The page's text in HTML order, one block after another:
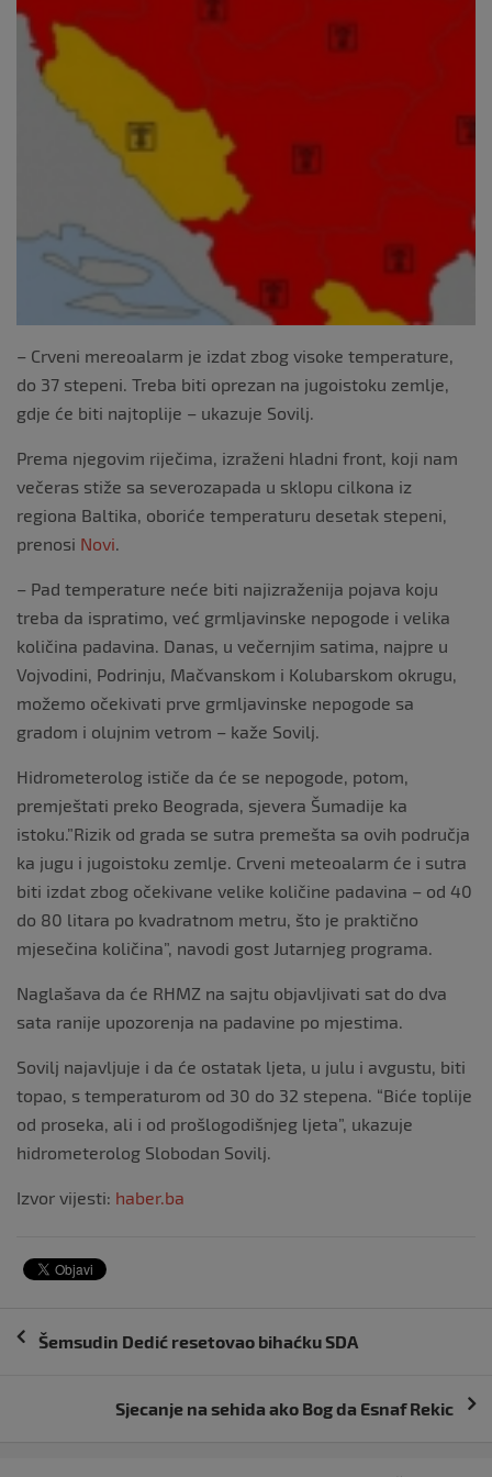
– Crveni mereoalarm je izdat zbog visoke temperature,
do 37 stepeni. Treba biti oprezan na jugoistoku zemlje,
gdje će biti najtoplije – ukazuje Sovilj.
Prema njegovim riječima, izraženi hladni front, koji nam
večeras stiže sa severozapada u sklopu cilkona iz
regiona Baltika, oboriće temperaturu desetak stepeni,
prenosi Novi.
– Pad temperature neće biti najizraženija pojava koju
treba da ispratimo, već grmljavinske nepogode i velika
količina padavina. Danas, u večernjim satima, najpre u
Vojvodini, Podrinju, Mačvanskom i Kolubarskom okrugu,
možemo očekivati prve grmljavinske nepogode sa
gradom i olujnim vetrom – kaže Sovilj.
Hidrometerolog ističe da će se nepogode, potom,
premještati preko Beograda, sjevera Šumadije ka
istoku.”Rizik od grada se sutra premešta sa ovih područja
ka jugu i jugoistoku zemlje. Crveni meteoalarm će i sutra
biti izdat zbog očekivane velike količine padavina – od 40
do 80 litara po kvadratnom metru, što je praktično
mjesečina količina”, navodi gost Jutarnjeg programa.
Naglašava da će RHMZ na sajtu objavljivati sat do dva
sata ranije upozorenja na padavine po mjestima.
Sovilj najavljuje i da će ostatak ljeta, u julu i avgustu, biti
topao, s temperaturom od 30 do 32 stepena. “Biće toplije
od proseka, ali i od prošlogodišnjeg ljeta”, ukazuje
hidrometerolog Slobodan Sovilj.
Izvor vijesti: haber.ba
Navigacija
Šemsudin Dedić resetovao bihaćku SDA
Sjecanje na sehida ako Bog da Esnaf Rekic